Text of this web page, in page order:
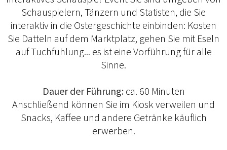
Schauspielern, Tänzern und Statisten, die Sie
interaktiv in die Ostergeschichte einbinden: Kosten
Sie Datteln auf dem Marktplatz, gehen Sie mit Eseln
auf Tuchfühlung... es ist eine Vorführung für alle
Sinne.
Dauer der Führung:ca. 60 Minuten
Anschließend können Sie im Kiosk verweilen und
Snacks, Kaffee und andere Getränke käuflich
erwerben.